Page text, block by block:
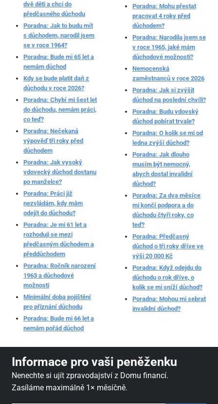
dvě děti a chci do
předčasného důchodu
Poradna: Jak to budu mít
s důchodem, narodil jsem
se v roce 1964?
Poradna: Bude mi 65 let a
nemám důchod
Kdy se bude platit daň z
důchodu v roce 2026?
Poradna: Chybí mi šest let
do důchodu, nemám práci,
co teď?
Poradna: Nečekaná
výpověď tři roky před
důchodem
Poradna: Jak vysoký
vdovecký důchod dostanu
po manželce?
Poradna: Práci již
nezvládám, kdy mám
odejít do důchodu?
Poradna: Je mi 61 let a
rozhoduji se mezi
předčasným důchodem a
předdůchodem
Poradna: Ročník narození
1963 a důchodové
možnosti
Minimální doba pojištění
pro přiznání důchodu
Poradna: Bude mi 66 let a
nemám pořád důchod
Poradna: Mohu přestat
pracovat 4 roky před
důchodem?
Poradna: Narodila jsem se
v roce 1965, jaké mám
důchodové možnosti?
Nemocenská
zaměstnanců v roce 2026
Poradna: Jak si zvýšit
důchod na poslední chvíli?
Poradna: Budu vdovský
důchod pobírat trvale?
Poradna: O kolik se mi od
ledna zvýší důchod?
Poradna: Jak dlouho
musím být nemocný,
abych dostal invalidní
důchod?
Poradna: Za dva měsíce
mi končí podpora a do
důchodu čtyři roky, co
teď?
Poradna: Předčasný
důchod o tři roky dříve ve
výši 20 000 Kč
Poradna: Když odejdu do
důchodu o rok dříve, o
kolik se mi sníží důchod?
Poradna: Mohou mi sebrat
invalidní důchod?
Informace pro vaši peněženku
Nenechte si ujít zpravodajství z Domu financí.
Zasíláme maximálně 1× měsíčně.